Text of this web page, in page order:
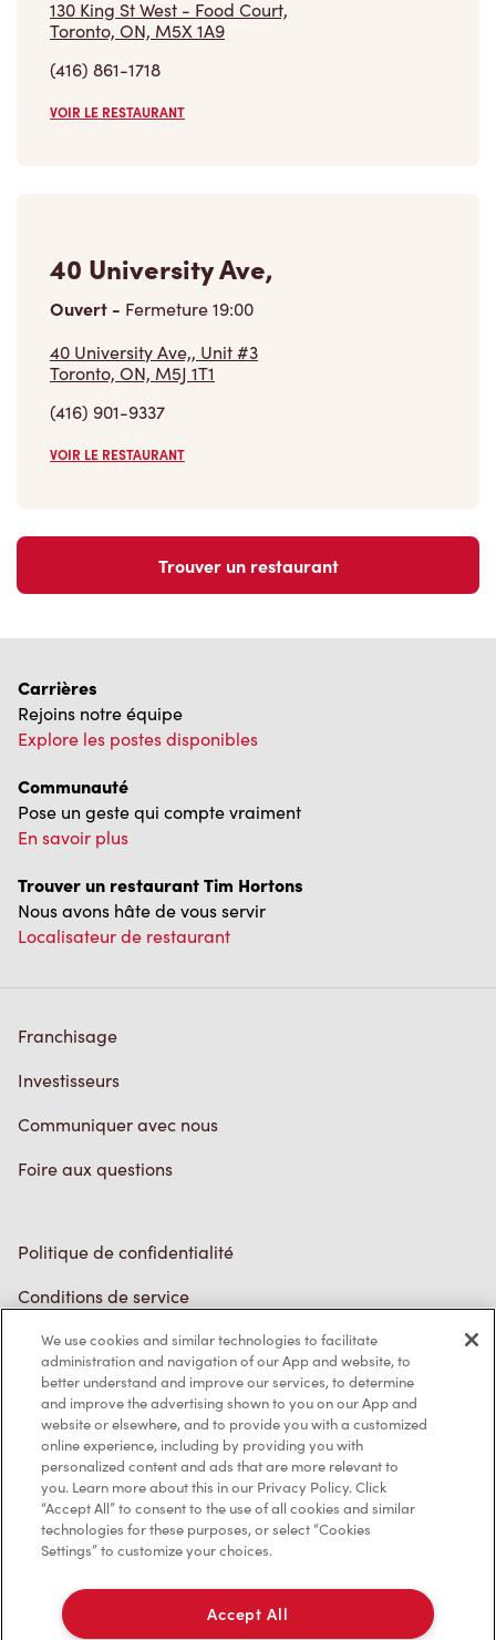
VOIR LE RESTAURANT
40 University Ave,, Unit #3
Toronto, ON, M5J 1T1
(416) 901-9337
VOIR LE RESTAURANT
Carrières
Explore les postes disponibles
Communauté
Pose un geste qui compte vraiment
En savoir plus
Trouver un restaurant Tim Hortons
Nous avons hâte de vous servir
Localisateur de restaurant
Franchisage
Communiquer avec nous
Foire aux questions
Politique de confidentialité
Marques de commerce
Accessibilité
Diagnostic
Contactez-nous
TM & © Tim Hortons, 2023
EN/CA
We use cookies and similar technologies to facilitate
administration and navigation of our App and website, to
better understand and improve our services, to determine
and improve the advertising shown to you on our App and
website or elsewhere, and to provide you with a customized
online experience, including by providing you with
personalized content and ads that are more relevant to
you. Learn more about this in our Privacy Policy. Click
“Accept All” to consent to the use of all cookies and similar
technologies for these purposes, or select “Cookies
Settings” to customize your choices.
Accept All